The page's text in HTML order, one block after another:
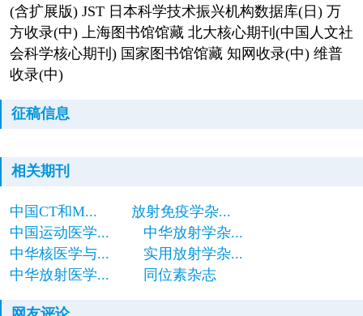
(含扩展版) JST 日本科学技术振兴机构数据库(日) 万
方收录(中) 上海图书馆馆藏 北大核心期刊(中国人文社
会科学核心期刊) 国家图书馆馆藏 知网收录(中) 维普
收录(中)
征稿信息
相关期刊
中国CT和M...
放射免疫学杂...
中国运动医学...
中华放射学杂...
中华核医学与...
实用放射学杂...
中华放射医学...
同位素杂志